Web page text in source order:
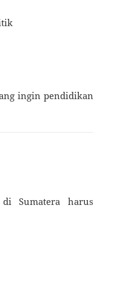
ingin pendidikan
Sumatera harus